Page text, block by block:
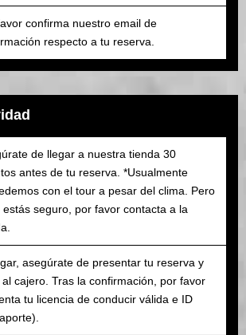
confirma nuestro email de
respecto a tu reserva.
de llegar a nuestra tienda 30
antes de tu reserva. *Usualmente
con el tour a pesar del clima. Pero
estás seguro, por favor contacta a la
asegúrate de presentar tu reserva y
al cajero. Tras la confirmación, por favor
tu licencia de conducir válida e ID